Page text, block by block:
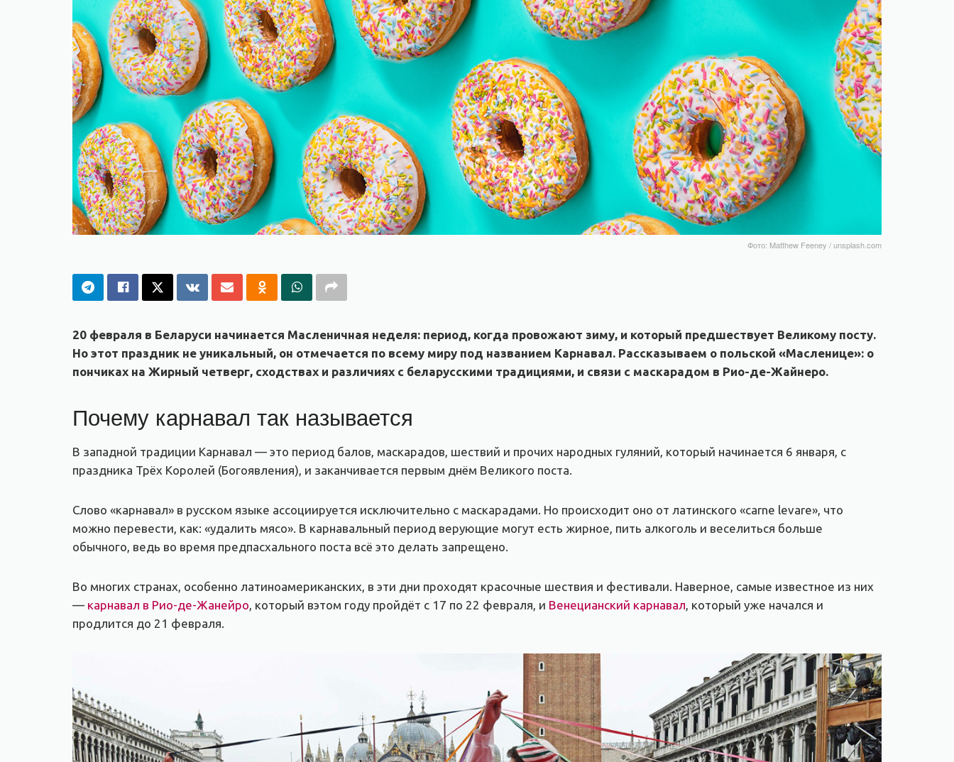
Фото: Matthew Feeney / unsplash.com
20 февраля в Беларуси начинается Масленичная неделя: период, когда провожают зиму, и который предшествует Великому посту.
Но этот праздник не уникальный, он отмечается по всему миру под названием Карнавал. Рассказываем о польской «Масленице»: о
пончиках на Жирный четверг, сходствах и различиях с беларусскими традициями, и связи с маскарадом в Рио-де-Жайнеро.
Почему карнавал так называется
В западной традиции Карнавал — это период балов, маскарадов, шествий и прочих народных гуляний, который начинается 6 января, с
праздника Трёх Королей (Богоявления), и заканчивается первым днём Великого поста.
Слово «карнавал» в русском языке ассоциируется исключительно с маскарадами. Но происходит оно от латинского «carne levare», что
можно перевести, как: «удалить мясо». В карнавальный период верующие могут есть жирное, пить алкоголь и веселиться больше
обычного, ведь во время предпасхального поста всё это делать запрещено.
Во многих странах, особенно латиноамериканских, в эти дни проходят красочные шествия и фестивали. Наверное, самые известное из них
— карнавал в Рио-де-Жанейро , который вэтом году пройдёт с 17 по 22 февраля, и Венецианский карнавал , который уже начался и
продлится до 21 февраля.